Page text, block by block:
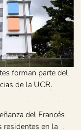
forman parte del
de la UCR.
del Francés
residentes en la